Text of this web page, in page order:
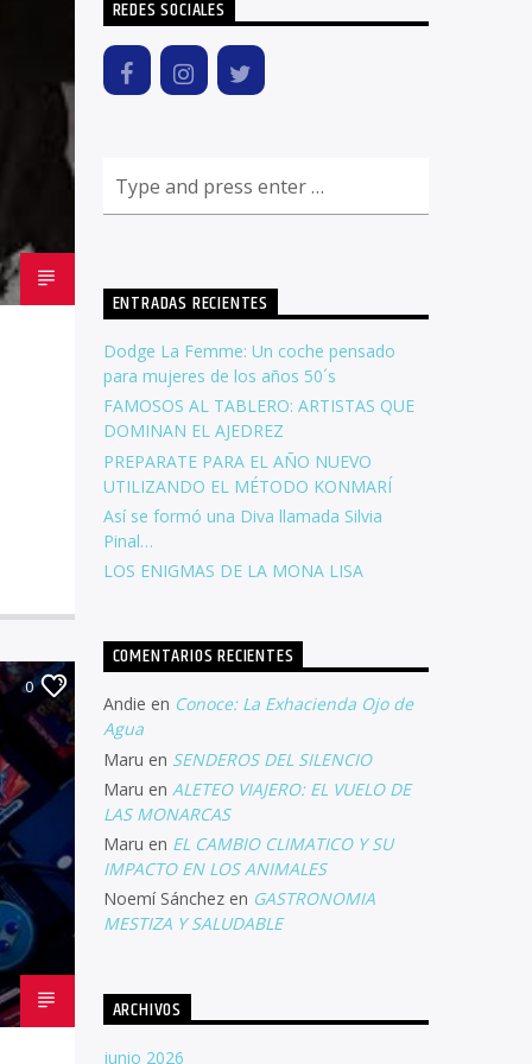
0
REDES SOCIALES
ENTRADAS RECIENTES
Dodge La Femme: Un coche pensado
para mujeres de los años 50´s
FAMOSOS AL TABLERO: ARTISTAS QUE
DOMINAN EL AJEDREZ
PREPARATE PARA EL AÑO NUEVO
UTILIZANDO EL MÉTODO KONMARÍ
Así se formó una Diva llamada Silvia
Pinal…
LOS ENIGMAS DE LA MONA LISA
COMENTARIOS RECIENTES
Andie en Conoce: La Exhacienda Ojo de
Agua
Maru en SENDEROS DEL SILENCIO
Maru en ALETEO VIAJERO: EL VUELO DE
LAS MONARCAS
Maru en EL CAMBIO CLIMATICO Y SU
IMPACTO EN LOS ANIMALES
Noemí Sánchezen GASTRONOMIA
MESTIZA Y SALUDABLE
ARCHIVOS
junio 2026